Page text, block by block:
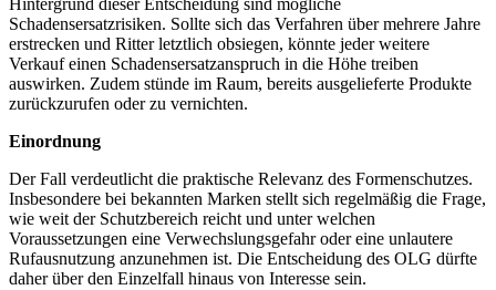
Hintergrund dieser Entscheidung sind mögliche
Schadensersatzrisiken. Sollte sich das Verfahren über mehrere Jahre
erstrecken und Ritter letztlich obsiegen, könnte jeder weitere
Verkauf einen Schadensersatzanspruch in die Höhe treiben
auswirken. Zudem stünde im Raum, bereits ausgelieferte Produkte
zurückzurufen oder zu vernichten.
Einordnung
Der Fall verdeutlicht die praktische Relevanz des Formenschutzes.
Insbesondere bei bekannten Marken stellt sich regelmäßig die Frage,
wie weit der Schutzbereich reicht und unter welchen
Voraussetzungen eine Verwechslungsgefahr oder eine unlautere
Rufausnutzung anzunehmen ist. Die Entscheidung des OLG dürfte
daher über den Einzelfall hinaus von Interesse sein.